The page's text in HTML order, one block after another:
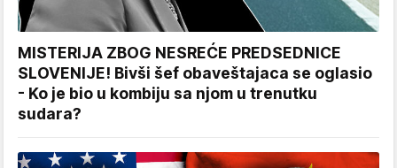
MISTERIJA ZBOG NESREĆE PREDSEDNICE
SLOVENIJE! Bivši šef obaveštajaca se oglasio
- Ko je bio u kombiju sa njom u trenutku
sudara?